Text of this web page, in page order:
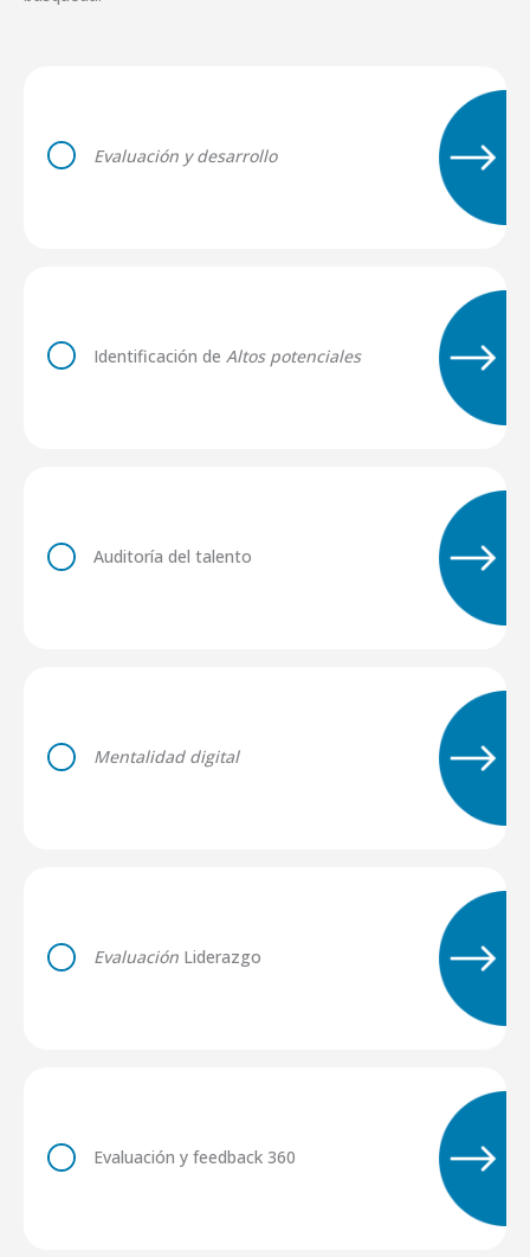
Evaluación y desarrollo
Identificación de Altos potenciales
Auditoría del talento
Mentalidad digital
Evaluación Liderazgo
Evaluación y feedback 360